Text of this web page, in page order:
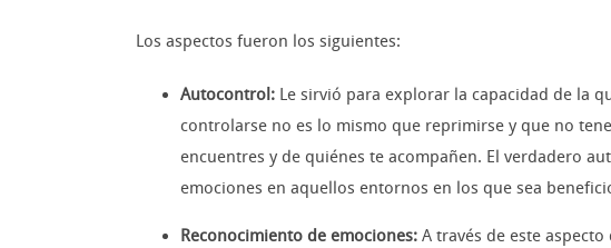
Los aspectos fueron los siguientes:
Autocontrol: Le sirvió para explorar la capacidad de la
controlarse no es lo mismo que reprimirse y que no
encuentres y de quiénes te acompañen. El verdadero
emociones en aquellos entornos en los que sea
Reconocimiento de emociones: A través de este